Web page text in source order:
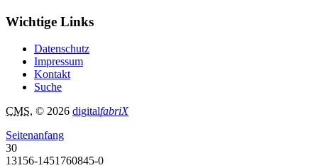
Wichtige Links
Datenschutz
Impressum
Kontakt
Suche
CMS, © 2026 digitalfabriX
Seitenanfang
30
13156-1451760845-0